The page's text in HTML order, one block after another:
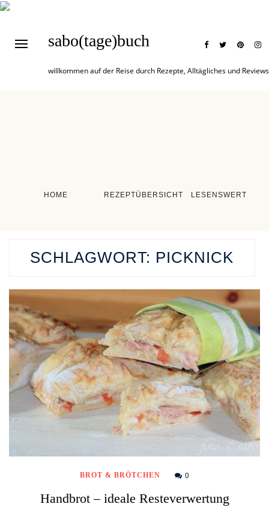
sabo(tage)buch
willkommen auf der Reise durch Rezepte, Alltägliches und Reviews
HOME REZEPTÜBERSICHT LESENSWERT
SCHLAGWORT: PICKNICK
BROT & BRÖTCHEN 0
Handbrot – ideale Resteverwertung